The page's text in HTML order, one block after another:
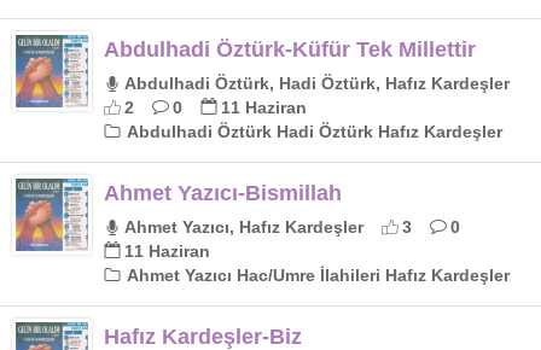
Abdulhadi Öztürk-Küfür Tek Millettir
Abdulhadi Öztürk, Hadi Öztürk, Hafız Kardeşler
2
0
11 Haziran
Abdulhadi Öztürk Hadi Öztürk Hafız Kardeşler
Ahmet Yazıcı-Bismillah
Ahmet Yazıcı, Hafız Kardeşler 3
0
11 Haziran
Ahmet Yazıcı Hac/Umre İlahileri Hafız Kardeşler
Hafız Kardeşler-Biz